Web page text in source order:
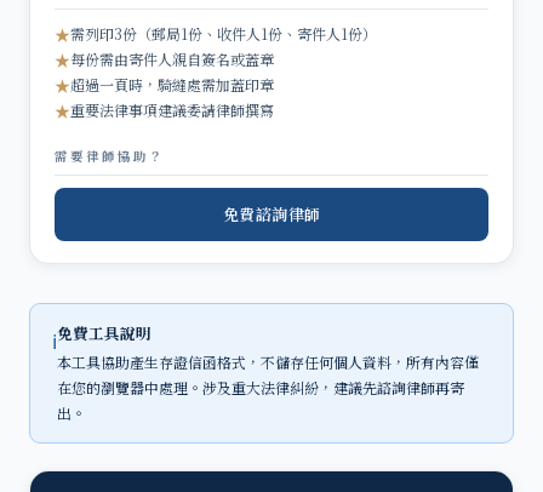
★需列印3份（郵局1份、收件人1份、寄件人1份）
★每份需由寄件人親自簽名或蓋章
★超過一頁時，騎縫處需加蓋印章
★重要法律事項建議委請律師撰寫
需要律師協助？
免費諮詢律師
ℹ免費工具說明
本工具協助產生存證信函格式，不儲存任何個人資料，所有內容僅
在您的瀏覽器中處理。涉及重大法律糾紛，建議先諮詢律師再寄
出。